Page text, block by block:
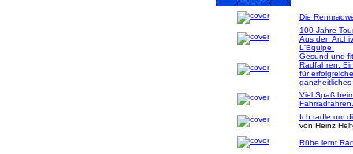
Die
100 Jahre
Aus den
L'Equipe.
Gesund und
Radfahren.
für
Viel Spaß
Fahrradfahren.
Ich radle um
von Heinz
Rübe lernt